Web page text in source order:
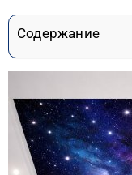
Содержание